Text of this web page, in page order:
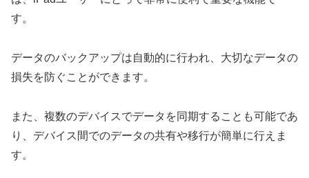
す。
データのバックアップは自動的に行われ、大切なデータの
損失を防ぐことができます。
また、複数のデバイスでデータを同期することも可能であ
り、デバイス間でのデータの共有や移行が簡単に行えま
す。